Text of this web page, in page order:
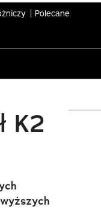
Polecane
K2